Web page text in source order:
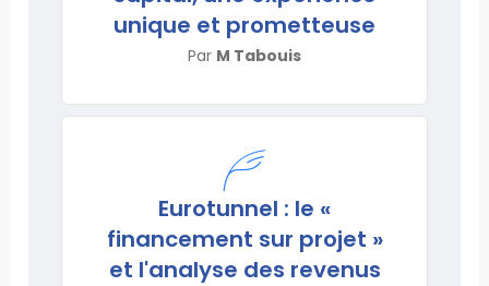
unique et prometteuse
Par M Tabouis
Eurotunnel : le «
financement sur projet »
et l'analyse des revenus